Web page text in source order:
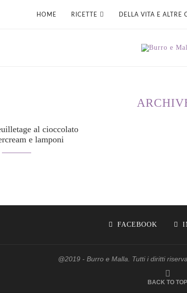
HOME RICETTE DELLA VITA E ALTRE
al cioccolato
e lamponi
FACEBOOK
@2019 - Burro e Malla. Tutti i diritti
BACK TO TOP